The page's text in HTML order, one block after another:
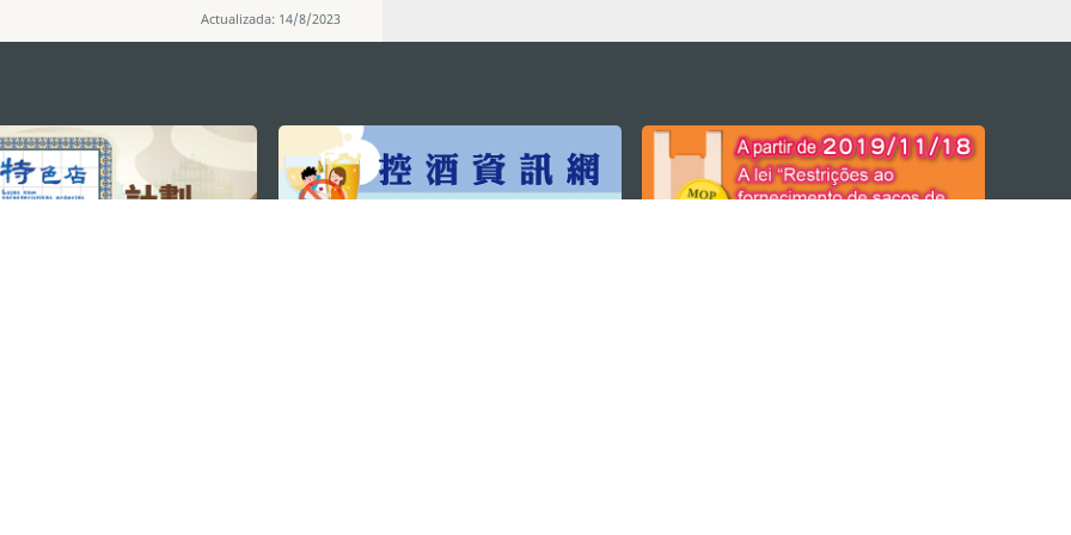
Actualizada: 14/8/2023